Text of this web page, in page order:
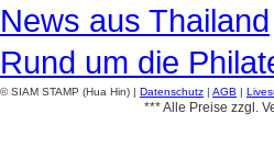
News aus Thailand
Rund um die
© SIAM STAMP (Hua Hin) | Datenschutz | AGB |
*** Alle Preise zzgl.